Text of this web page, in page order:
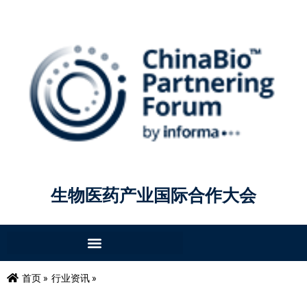
生物医药产业国际合作大会
首页 » 行业资讯 »